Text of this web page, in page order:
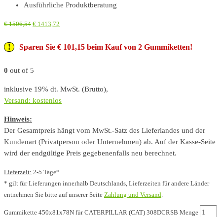
Ausführliche Produktberatung
€1506,54 € 1413,72
Sparen Sie € 101,15 beim Kauf von 2 Gummiketten!
0 out of 5
inklusive 19% dt. MwSt. (Brutto),
Versand: kostenlos
Hinweis:
Der Gesamtpreis hängt vom MwSt.-Satz des Lieferlandes und der
Kundenart (Privatperson oder Unternehmen) ab. Auf der Kasse-Seite
wird der endgültige Preis gegebenenfalls neu berechnet.
Lieferzeit: 2-5 Tage*
* gilt für Lieferungen innerhalb Deutschlands, Lieferzeiten für andere Länder
entnehmen Sie bitte auf unserer Seite Zahlung und Versand
Gummikette 450x81x78N für CATERPILLAR (CAT) 308DCRSB Menge